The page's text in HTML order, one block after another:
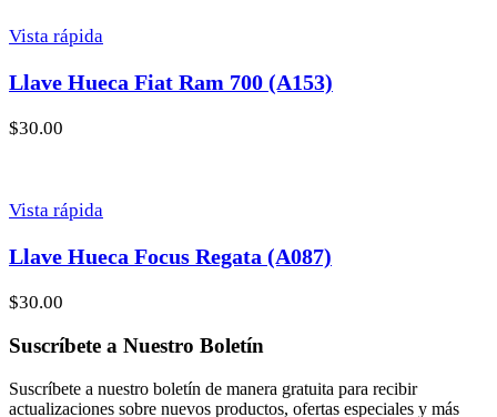
Vista rápida
Llave Hueca Fiat Ram 700 (A153)
$30.00
Vista rápida
Llave Hueca Focus Regata (A087)
$30.00
Suscríbete a Nuestro Boletín
Suscríbete a nuestro boletín de manera gratuita para recibir
actualizaciones sobre nuevos productos, ofertas especiales y más